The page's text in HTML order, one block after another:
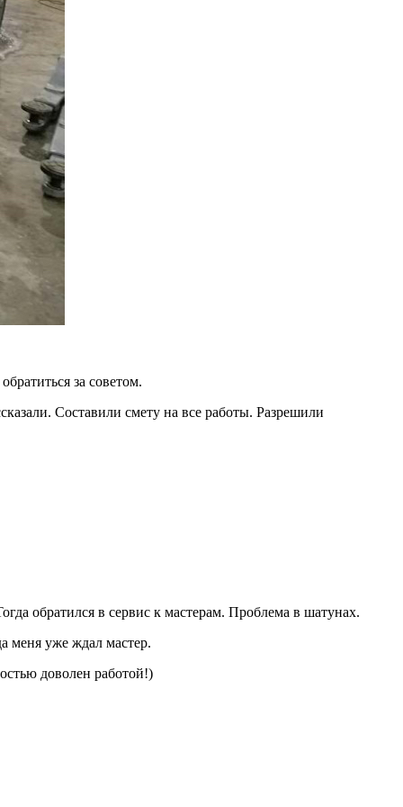
за советом.
Составили смету на все работы. Разрешили
обратился в сервис к мастерам. Проблема в шатунах.
меня уже ждал мастер.
доволен работой!)